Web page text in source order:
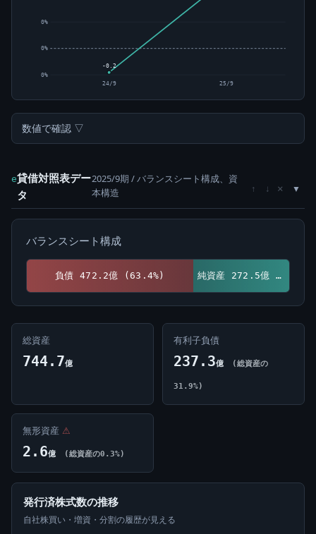
0%
0%
0%
-0.2
24/9 25/9
数値で確認 ▽
e貸借対照表デー
タ
2025/9期 / バランスシート構成、資
本構造
↑ ↓ ×
バランスシート構成
負債 472.2億 (63.4%) 純資産 272.5億 (36.6%)
総資産
744.7億
有利子負債
237.3億 (総資産の
31.9%)
無形資産 ⚠
2.6億 (総資産の0.3%)
発行済株式数の推移
自社株買い・増資・分割の履歴が見える